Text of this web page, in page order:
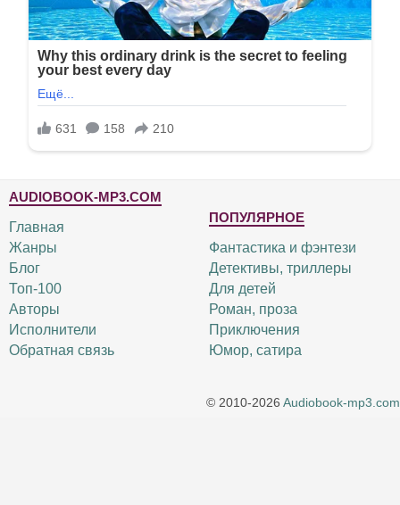
AUDIOBOOK-MP3.COM
Главная
Жанры
Блог
Топ-100
Авторы
Исполнители
Обратная связь
ПОПУЛЯРНОЕ
Фантастика и фэнтези
Детективы, триллеры
Для детей
Роман, проза
Приключения
Юмор, сатира
© 2010-2026 Audiobook-mp3.com